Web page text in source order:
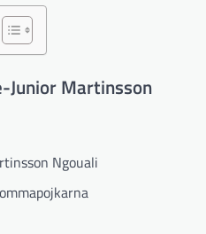
Junior Martinsson
Ngouali